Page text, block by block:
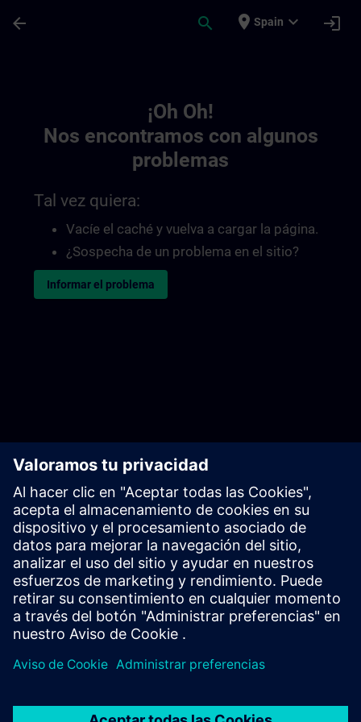
arrow_back search place Spain expand_more login
¡Oh Oh!
Nos encontramos con algunos
problemas
Tal vez quiera:
Vacíe el caché y vuelva a cargar la página.
¿Sospecha de un problema en el sitio?
Informar el problema